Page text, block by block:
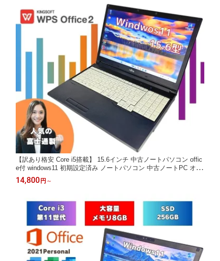
【訳あり格安 Core i5搭載】 15.6インチ 中古ノートパソコン offic
e付 windows11 初期設定済み ノートパソコン 中古ノートPC オフ
ィス付きノートパソコン win11 メモリ8GB SSD256GB 富士通 SS
D オフィス付 A747/S a747s-i5-7th-wakeari-6
14,800円 ～